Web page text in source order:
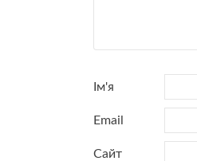
Ім'я
Email
Сайт